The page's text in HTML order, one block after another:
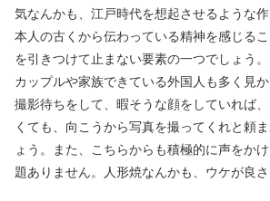
気なんかも、江戸時代を想起させるような
本人の古くから伝わっている精神を感じる
を引きつけて止まない要素の一つでしょう。
カップルや家族できている外国人も多く見
撮影待ちをして、暇そうな顔をしていれば
くても、向こうから写真を撮ってくれと頼
ょう。また、こちらからも積極的に声をか
題ありません。人形焼なんかも、ウケが良さ